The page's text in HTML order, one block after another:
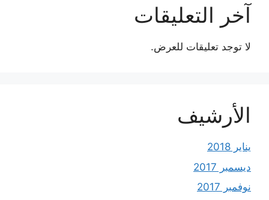
آخر التعليقات
لا توجد تعليقات للعرض.
الأرشيف
يناير 2018
ديسمبر 2017
نوفمبر 2017